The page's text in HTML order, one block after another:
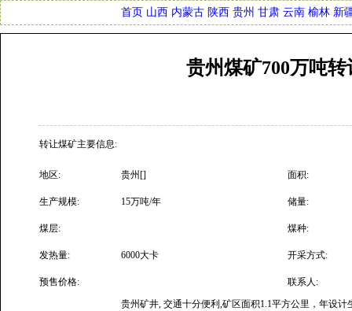
首页 山西 内蒙古 陕西 贵州 甘肃 云南 榆林 新
贵州煤矿700万吨转
转让煤矿主要信息:
地区: 贵州[] 面积:
生产规模: 15万吨/年 储量:
煤层: 煤种:
发热量: 6000大卡 开采方式:
预售价格: 联系人:
贵州矿井, 交通十分便利,矿区面积1.1平方公里，年设